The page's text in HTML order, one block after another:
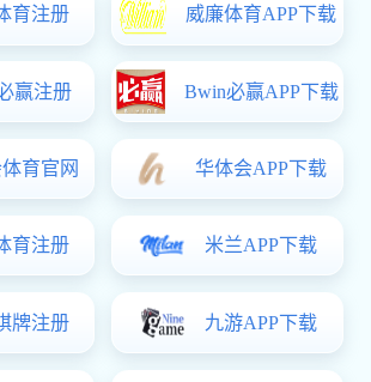
系我们
学校地址：重庆市沙坪坝区明德路3号（重庆·大学
话：023-61691896（招生就业处）023-61691816
61847110（安全管理处）023-61691882（